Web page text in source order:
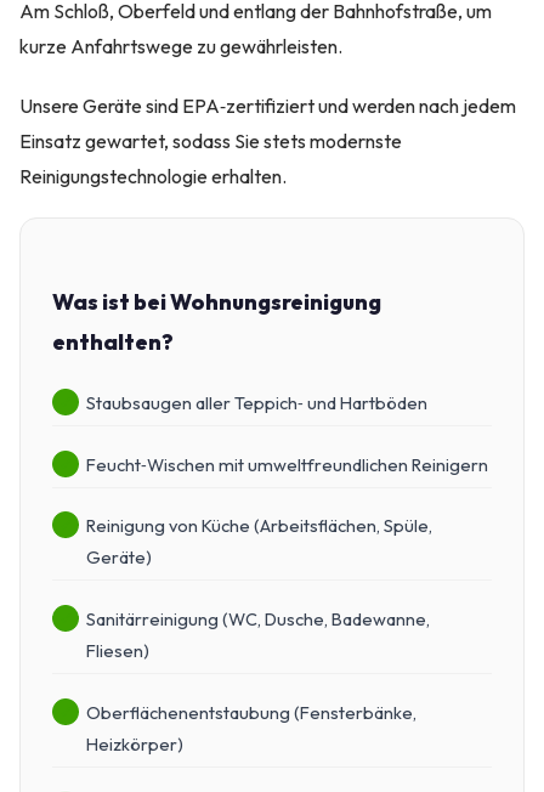
Am Schloß, Oberfeld und entlang der Bahnhofstraße, um
kurze Anfahrtswege zu gewährleisten.
Unsere Geräte sind EPA‑zertifiziert und werden nach jedem
Einsatz gewartet, sodass Sie stets modernste
Reinigungstechnologie erhalten.
Was ist bei Wohnungsreinigung
enthalten?
Staubsaugen aller Teppich‑ und Hartböden
Feucht‑Wischen mit umweltfreundlichen Reinigern
Reinigung von Küche (Arbeitsflächen, Spüle,
Geräte)
Sanitärreinigung (WC, Dusche, Badewanne,
Fliesen)
Oberflächenentstaubung (Fensterbänke,
Heizkörper)